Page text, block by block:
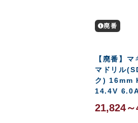
廃番
【廃番】
マドリル
ク) 16mm
14.4V
21,824